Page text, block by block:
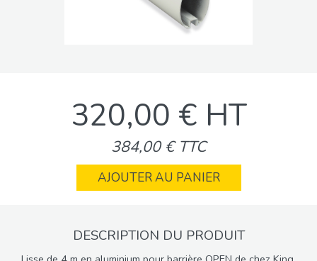
320,00 € HT
384,00 € TTC
AJOUTER AU PANIER
DESCRIPTION DU PRODUIT